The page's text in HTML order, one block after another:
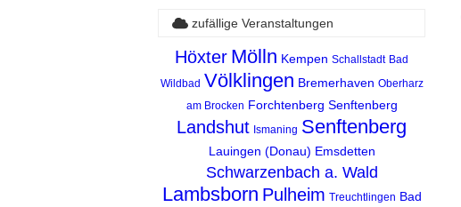
zufällige Veranstaltungen
Höxter Mölln Kempen Schallstadt Bad
Wildbad Völklingen Bremerhaven Oberharz
am Brocken Forchtenberg Senftenberg
Landshut Ismaning Senftenberg
Lauingen (Donau) Emsdetten
Schwarzenbach a. Wald
Lambsborn Pulheim Treuchtlingen Bad